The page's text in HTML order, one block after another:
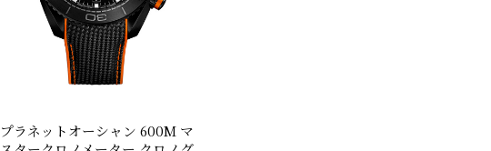
プラネットオーシャン 600M マ